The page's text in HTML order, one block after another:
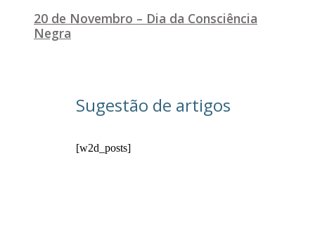
20 de Novembro – Dia da Consciência
Negra
Sugestão de artigos
[w2d_posts]